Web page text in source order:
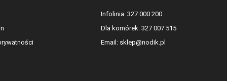
Infolinia: 327 000 200
Dla komórek: 327 007 515
Email: sklep@nodik.pl